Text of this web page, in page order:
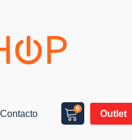
Contacto
0
Outlet